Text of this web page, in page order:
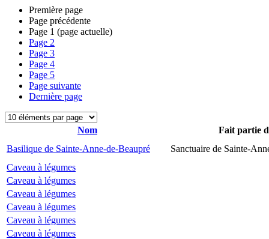
Première page
Page précédente
Page 1 (page actuelle)
Page 2
Page 3
Page 4
Page 5
Page suivante
Dernière page
Nom
Fait partie
Basilique de Sainte-Anne-de-Beaupré
Sanctuaire de Sainte-
Caveau à légumes
Caveau à légumes
Caveau à légumes
Caveau à légumes
Caveau à légumes
Caveau à légumes